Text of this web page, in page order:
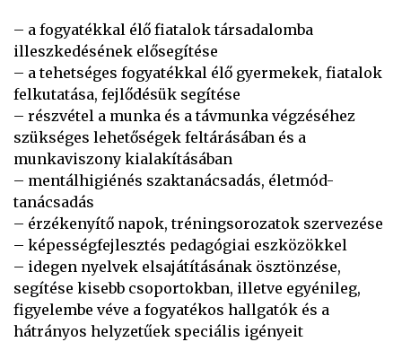
– a fogyatékkal élő fiatalok társadalomba
illeszkedésének elősegítése
– a tehetséges fogyatékkal élő gyermekek, fiatalok
felkutatása, fejlődésük segítése
– részvétel a munka és a távmunka végzéséhez
szükséges lehetőségek feltárásában és a
munkaviszony kialakításában
– mentálhigiénés szaktanácsadás, életmód-
tanácsadás
– érzékenyítő napok, tréningsorozatok szervezése
– képességfejlesztés pedagógiai eszközökkel
– idegen nyelvek elsajátításának ösztönzése,
segítése kisebb csoportokban, illetve egyénileg,
figyelembe véve a fogyatékos hallgatók és a
hátrányos helyzetűek speciális igényeit